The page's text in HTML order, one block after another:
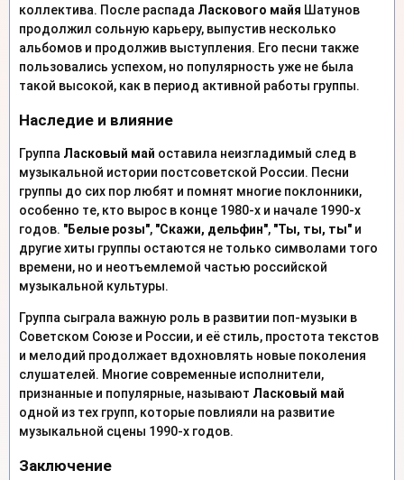
коллектива. После распада Ласкового майя Шатунов
продолжил сольную карьеру, выпустив несколько
альбомов и продолжив выступления. Его песни также
пользовались успехом, но популярность уже не была
такой высокой, как в период активной работы группы.
Наследие и влияние
Группа Ласковый май оставила неизгладимый след в
музыкальной истории постсоветской России. Песни
группы до сих пор любят и помнят многие поклонники,
особенно те, кто вырос в конце 1980-х и начале 1990-х
годов. "Белые розы", "Скажи, дельфин", "Ты, ты, ты" и
другие хиты группы остаются не только символами того
времени, но и неотъемлемой частью российской
музыкальной культуры.
Группа сыграла важную роль в развитии поп-музыки в
Советском Союзе и России, и её стиль, простота текстов
и мелодий продолжает вдохновлять новые поколения
слушателей. Многие современные исполнители,
признанные и популярные, называют Ласковый май
одной из тех групп, которые повлияли на развитие
музыкальной сцены 1990-х годов.
Заключение